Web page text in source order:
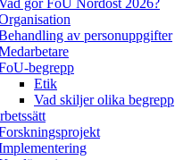
gör FoU Nordost 2026?
av personuppgifter
begrepp
Etik
Vad skiljer olika begrepp